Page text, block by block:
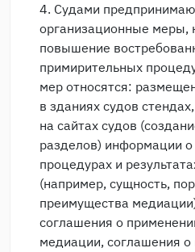
4. Судами
организационные меры,
повышение
примирительных
мер относятся:
в зданиях судов
на сайтах судов
разделов) информации
процедурах и
(например, сущность,
преимущества
соглашения о
медиации, соглашения